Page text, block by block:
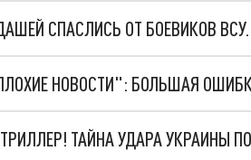
СПАСЛИСЬ ОТ БОЕВИКОВ
ТАЙНА УДАРА УКРАИНЫ